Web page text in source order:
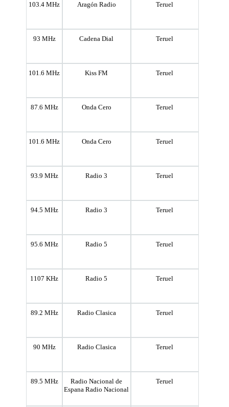
103.4 MHz Aragón Radio Teruel
93 MHz Cadena Dial Teruel
101.6 MHz Kiss FM Teruel
87.6 MHz Onda Cero Teruel
101.6 MHz Onda Cero Teruel
93.9 MHz Radio 3 Teruel
94.5 MHz Radio 3 Teruel
95.6 MHz Radio 5 Teruel
1107 KHz Radio 5 Teruel
89.2 MHz Radio Clasica Teruel
90 MHz Radio Clasica Teruel
89.5 MHz
Radio Nacional de
Espana Radio Nacional
Teruel